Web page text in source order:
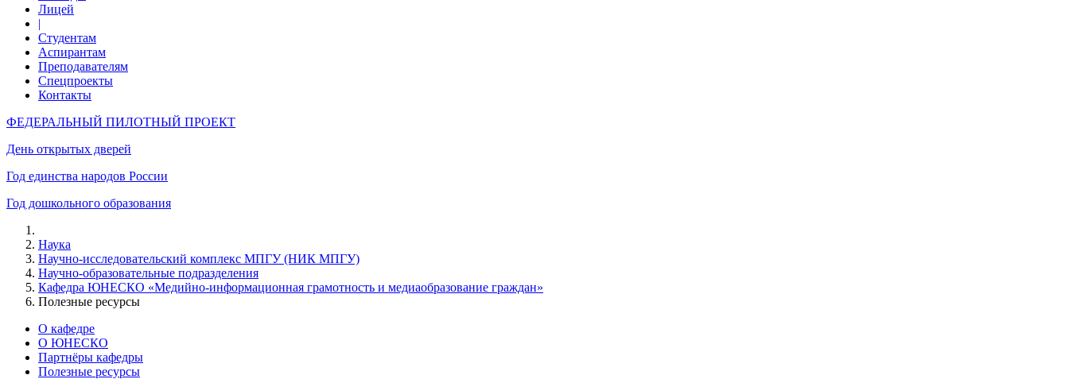
Лицей
|
Студентам
Аспирантам
Преподавателям
Спецпроекты
Контакты
ФЕДЕРАЛЬНЫЙ ПИЛОТНЫЙ ПРОЕКТ
День открытых дверей
Год единства народов России
Год дошкольного образования
Наука
Научно-исследовательский комплекс МПГУ (НИК МПГУ)
Научно-образовательные подразделения
Кафедра ЮНЕСКО «Медийно-информационная грамотность и медиаобразование граждан»
Полезные ресурсы
О кафедре
О ЮНЕСКО
Партнёры кафедры
Полезные ресурсы